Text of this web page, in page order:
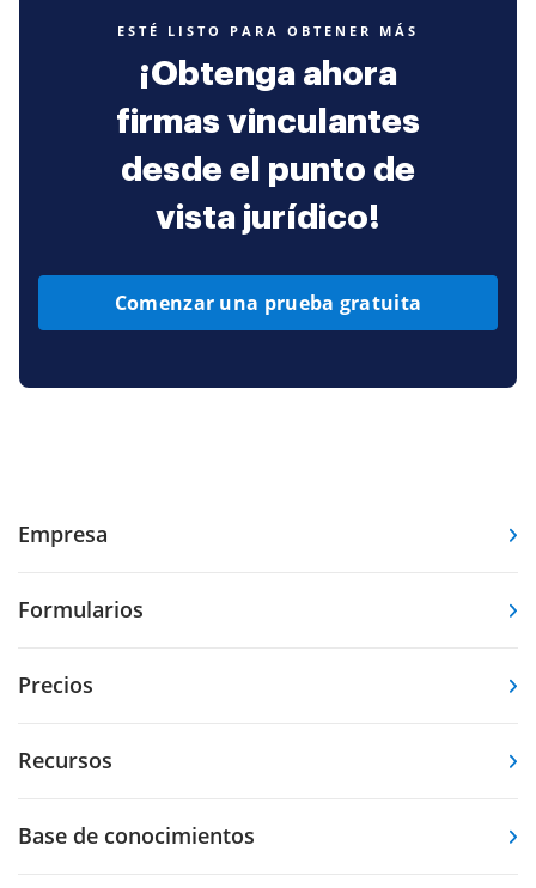
ESTÉ LISTO PARA OBTENER MÁS
¡Obtenga ahora
firmas vinculantes
desde el punto de
vista jurídico!
Comenzar una prueba gratuita
Empresa
Formularios
Precios
Recursos
Base de conocimientos